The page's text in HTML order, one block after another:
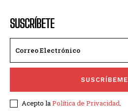
SUSCRÍBETE
SUSCRÍBEME
Acepto laPolítica de Privacidad.